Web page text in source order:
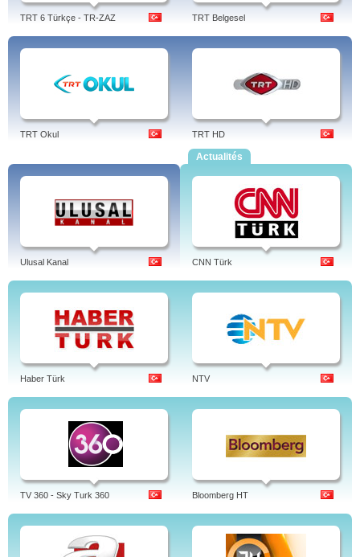
TRT 6 Türkçe - TR-ZAZ TRT Belgesel
TRT Okul TRT HD
Ulusal Kanal
Actualités
CNN Türk
Haber Türk NTV
TV 360 - Sky Turk 360 Bloomberg HT